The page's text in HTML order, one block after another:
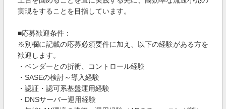
実現をすることを目指しています。
■応募歓迎条件：
※別欄に記載の応募必須要件に加え、以下の経験がある方を
歓迎します。
・ベンダーとの折衝、コントロール経験
・SASEの検討～導入経験
・認証・認可系基盤運用経験
・DNSサーバー運用経験